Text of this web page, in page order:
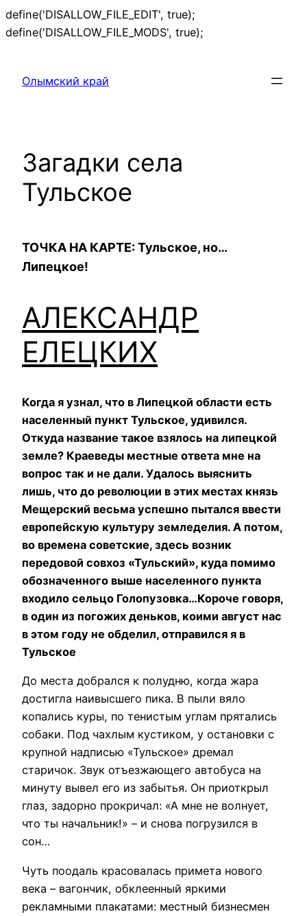
define('DISALLOW_FILE_EDIT', true);
define('DISALLOW_FILE_MODS', true);
Олымский край
Загадки села
Тульское
ТОЧКА НА КАРТЕ: Тульское, но…
Липецкое!
АЛЕКСАНДР
ЕЛЕЦКИХ
Когда я узнал, что в Липецкой области есть
населенный пункт Тульское, удивился.
Откуда название такое взялось на липецкой
земле? Краеведы местные ответа мне на
вопрос так и не дали. Удалось выяснить
лишь, что до революции в этих местах князь
Мещерский весьма успешно пытался ввести
европейскую культуру земледелия. А потом,
во времена советские, здесь возник
передовой совхоз «Тульский», куда помимо
обозначенного выше населенного пункта
входило сельцо Голопузовка…Короче говоря,
в один из погожих деньков, коими август нас
в этом году не обделил, отправился я в
Тульское
До места добрался к полудню, когда жара
достигла наивысшего пика. В пыли вяло
копались куры, по тенистым углам прятались
собаки. Под чахлым кустиком, у остановки с
крупной надписью «Тульское» дремал
старичок. Звук отъезжающего автобуса на
минуту вывел его из забытья. Он приоткрыл
глаз, задорно прокричал: «А мне не волнует,
что ты начальник!» – и снова погрузился в
сон…
Чуть поодаль красовалась примета нового
века – вагончик, обклеенный яркими
рекламными плакатами: местный бизнесмен